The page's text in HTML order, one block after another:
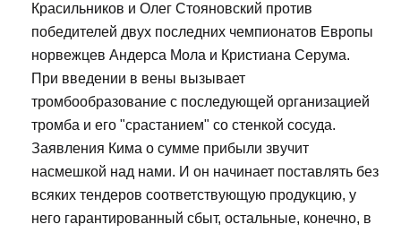
Красильников и Олег Стояновский против
победителей двух последних чемпионатов Европы
норвежцев Андерса Мола и Кристиана Серума.
При введении в вены вызывает
тромбообразование с последующей организацией
тромба и его "срастанием" со стенкой сосуда.
Заявления Кима о сумме прибыли звучит
насмешкой над нами. И он начинает поставлять без
всяких тендеров соответствующую продукцию, у
него гарантированный сбыт, остальные, конечно, в